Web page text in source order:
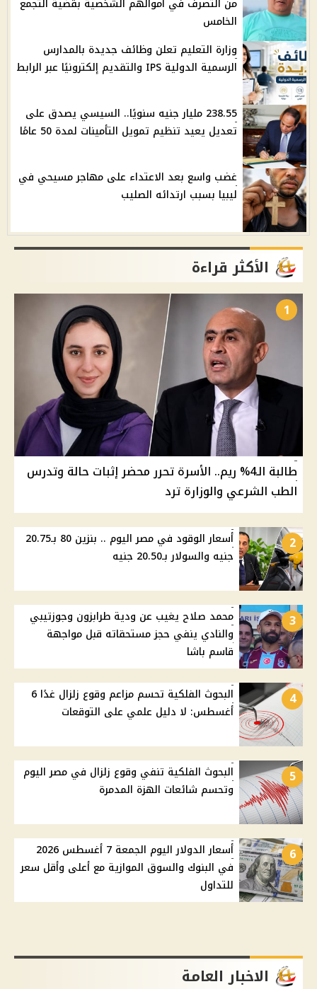
من التصرف في أموالهم الشخصية بقضية التجمع
الخامس
وزارة التعليم تعلن وظائف جديدة بالمدارس
الرسمية الدولية IPS والتقديم إلكترونيًا عبر الرابط
238.55 مليار جنيه سنويًا.. السيسي يصدق على
تعديل يعيد تنظيم تمويل التأمينات لمدة 50 عامًا
غضب واسع بعد الاعتداء على مهاجر مسيحي في
ليبيا بسبب ارتدائه الصليب
الأكثر قراءة
1
طالبة الـ4% ريم.. الأسرة تحرر محضر إثبات حالة وتدرس
الطب الشرعي والوزارة ترد
2
أسعار الوقود في مصر اليوم .. بنزين 80 بـ20.75
جنيه والسولار بـ20.50 جنيه
3
محمد صلاح يغيب عن ودية طرابزون وجوزتيبي
والنادي ينفي حجز مستحقاته قبل مواجهة
قاسم باشا
4
البحوث الفلكية تحسم مزاعم وقوع زلزال غدًا 6
أغسطس: لا دليل علمي على التوقعات
5
البحوث الفلكية تنفي وقوع زلزال في مصر اليوم
وتحسم شائعات الهزة المدمرة
6
أسعار الدولار اليوم الجمعة 7 أغسطس 2026
في البنوك والسوق الموازية مع أعلى وأقل سعر
للتداول
الاخبار العامة